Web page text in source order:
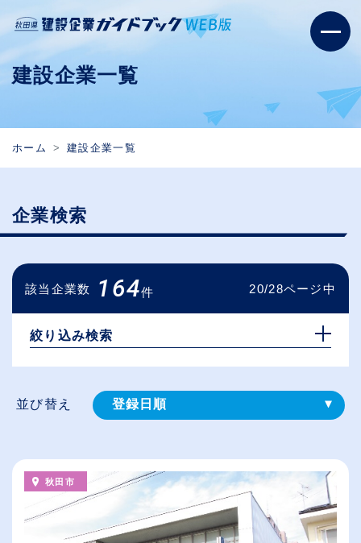
建設企業一覧
ホーム 建設企業一覧
企業検索
該当企業数 164件 20/28ページ中
絞り込み検索
並び替え 登録⽇順
（⾼卒の給与を基準）
従業員が多い順
休日数が多い順
秋田市